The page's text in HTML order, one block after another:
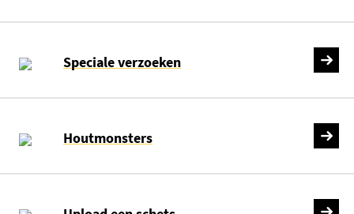
Speciale verzoeken
Houtmonsters